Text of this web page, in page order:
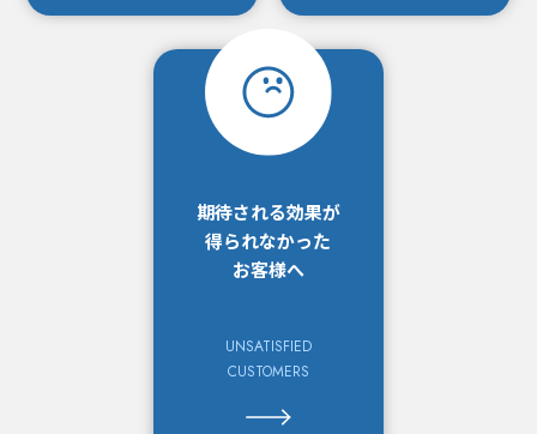
期待される効果が
得られなかった
お客様へ
UNSATISFIED
CUSTOMERS